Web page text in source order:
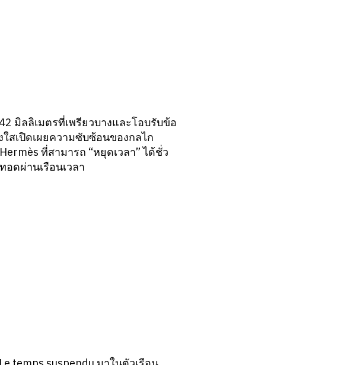
มิลลิเมตรที่เพรียวบางและโอบรับข้อ
สเปิดเผยความซับซ้อนของกลไก
ที่สามารถ “หยุดเวลา” ได้ชั่ว
ดผ่านเรือนเวลา